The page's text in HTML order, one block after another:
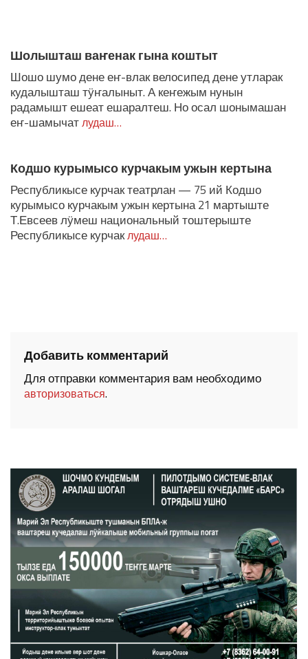
Шолышташ ваҥенак гына коштыт
Шошо шумо дене еҥ-влак велосипед дене утларак
кудалышташ тӱҥалыныт. А кеҥежым нунын
радамышт ешеат ешаралтеш. Но осал шонымашан
еҥ-шамычатлудаш…
Кодшо курымысо курчакым ужын кертына
Республикысе курчак театрлан — 75 ий Кодшо
курымысо курчакым ужын кертына 21 мартыште
Т.Евсеев лӱмеш национальный тоштерыште
Республикысе курчаклудаш…
Добавить комментарий
Для отправки комментария вам необходимо
авторизоваться.